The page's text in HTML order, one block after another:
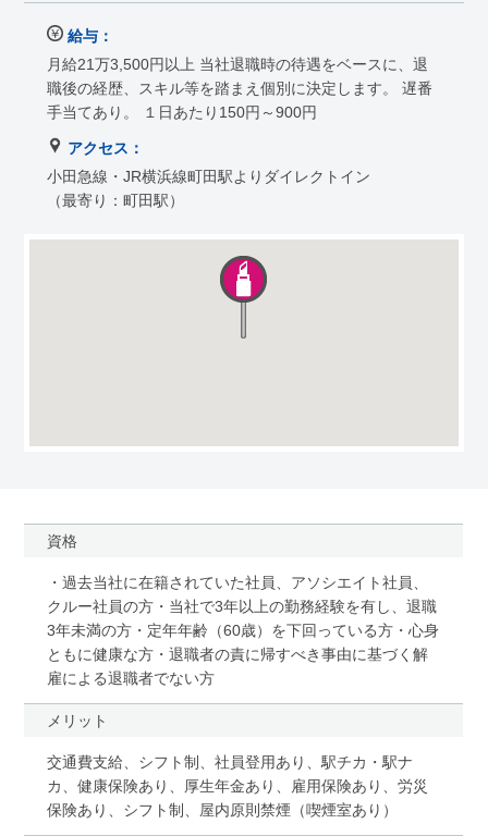
給与：
月給21万3,500円以上 当社退職時の待遇をベースに、退
職後の経歴、スキル等を踏まえ個別に決定します。 遅番
手当てあり。 １日あたり150円～900円
アクセス：
小田急線・JR横浜線町田駅よりダイレクトイン
（最寄り：町田駅）
資格
・過去当社に在籍されていた社員、アソシエイト社員、
クルー社員の方・当社で3年以上の勤務経験を有し、退職
3年未満の方・定年年齢（60歳）を下回っている方・心身
ともに健康な方・退職者の責に帰すべき事由に基づく解
雇による退職者でない方
メリット
交通費支給、シフト制、社員登用あり、駅チカ・駅ナ
カ、健康保険あり、厚生年金あり、雇用保険あり、労災
保険あり、シフト制、屋内原則禁煙（喫煙室あり）